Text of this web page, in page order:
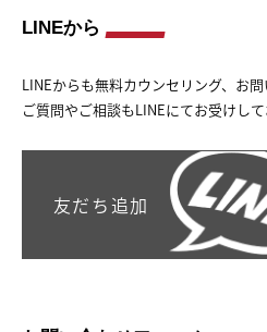
LINEから
LINEからも無料カウンセリング、お問
ご質問やご相談もLINEにてお受けして
友だち追加